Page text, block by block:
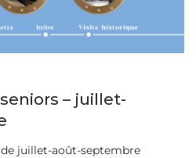
– juillet-
juillet-août-septembre